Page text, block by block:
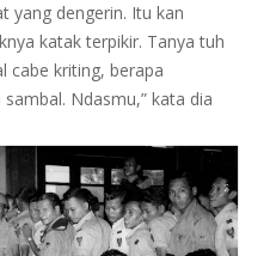
yang dengerin. Itu kan
katak terpikir. Tanya tuh
cabe kriting, berapa
Ndasmu,” kata dia